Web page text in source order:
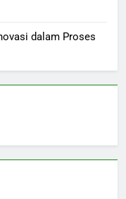
dalam Proses